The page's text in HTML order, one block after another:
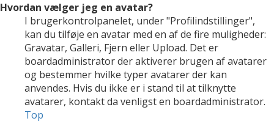
Hvordan vælger jeg en avatar?
I brugerkontrolpanelet, under "Profilindstillinger",
kan du tilføje en avatar med en af de fire muligheder:
Gravatar, Galleri, Fjern eller Upload. Det er
boardadministrator der aktiverer brugen af avatarer
og bestemmer hvilke typer avatarer der kan
anvendes. Hvis du ikke er i stand til at tilknytte
avatarer, kontakt da venligst en boardadministrator.
Top